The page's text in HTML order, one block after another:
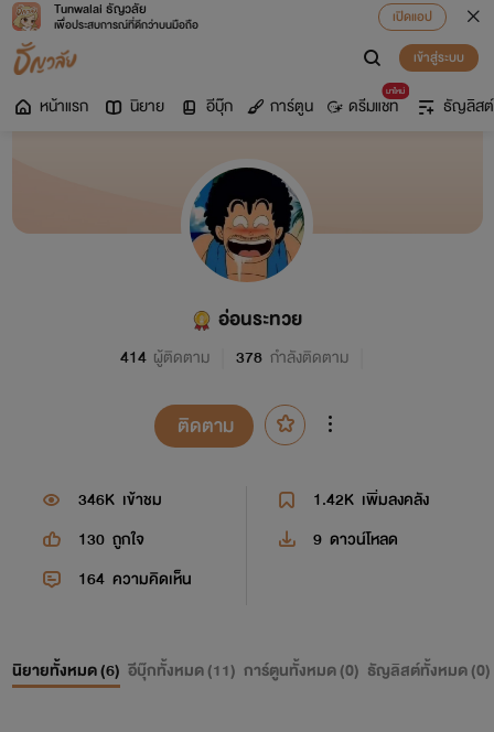
Tunwalai ธัญวลัย
เพื่อประสบการณ์ที่ดีกว่าบนมือถือ
เปิดแอป
เข้าสู่ระบบ
หน้าแรก นิยาย อีบุ๊ก การ์ตูน
มาใหม่
ดรีมแชท ธัญลิสต์
อ่อนระทวย
414 ผู้ติดตาม 378 กำลังติดตาม
ติดตาม
346K เข้าชม 1.42K เพิ่มลงคลัง
130 ถูกใจ 9 ดาวน์โหลด
164 ความคิดเห็น
นิยายทั้งหมด (6) อีบุ๊กทั้งหมด (11) การ์ตูนทั้งหมด (0) ธัญลิสต์ทั้งหมด (0)